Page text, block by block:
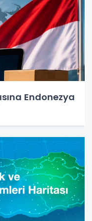
Endonezya